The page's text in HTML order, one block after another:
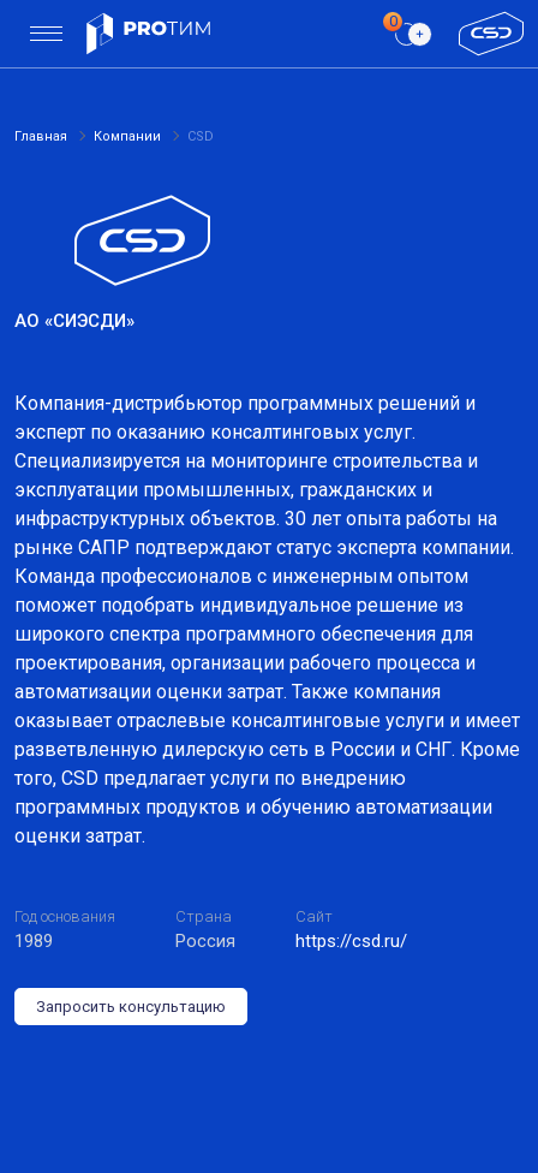
Главная Компании CSD
АО «СИЭСДИ‎»
Компания-дистрибьютор программных решений и
эксперт по оказанию консалтинговых услуг.
Специализируется на мониторинге строительства и
эксплуатации промышленных, гражданских и
инфраструктурных объектов. 30 лет опыта работы на
рынке САПР подтверждают статус эксперта компании.
Команда профессионалов с инженерным опытом
поможет подобрать индивидуальное решение из
широкого спектра программного обеспечения для
проектирования, организации рабочего процесса и
автоматизации оценки затрат. Также компания
оказывает отраслевые консалтинговые услуги и имеет
разветвленную дилерскую сеть в России и СНГ. Кроме
того, CSD предлагает услуги по внедрению
программных продуктов и обучению автоматизации
оценки затрат.
Год основания
1989
Страна
Россия
Сайт
https://csd.ru/
Запросить консультацию